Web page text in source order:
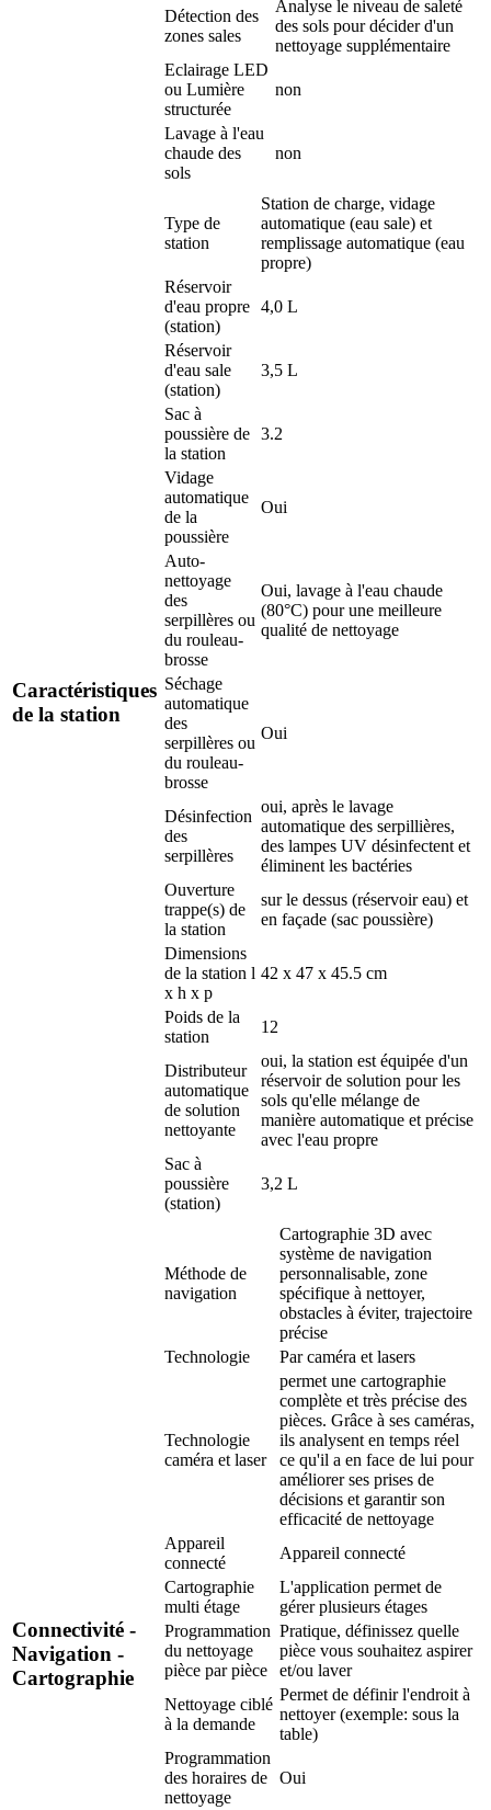
Détection des
zones sales
Analyse le niveau de saleté
des sols pour décider d'un
nettoyage supplémentaire
Eclairage LED
ou Lumière
structurée
non
Lavage à l'eau
chaude des
sols
non
Caractéristiques
de la station
Type de
station
Station de charge, vidage
automatique (eau sale) et
remplissage automatique (eau
propre)
Réservoir
d'eau propre
(station)
4,0 L
Réservoir
d'eau sale
(station)
3,5 L
Sac à
poussière de
la station
3.2
Vidage
automatique
de la
poussière
Oui
Auto-
nettoyage
des
serpillères ou
du rouleau-
brosse
Oui, lavage à l'eau chaude
(80°C) pour une meilleure
qualité de nettoyage
Séchage
automatique
des
serpillères ou
du rouleau-
brosse
Oui
Désinfection
des
serpillères
oui, après le lavage
automatique des serpillières,
des lampes UV désinfectent et
éliminent les bactéries
Ouverture
trappe(s) de
la station
sur le dessus (réservoir eau) et
en façade (sac poussière)
Dimensions
de la station l
x h x p
42 x 47 x 45.5 cm
Poids de la
station
12
Distributeur
automatique
de solution
nettoyante
oui, la station est équipée d'un
réservoir de solution pour les
sols qu'elle mélange de
manière automatique et précise
avec l'eau propre
Sac à
poussière
(station)
3,2 L
Connectivité -
Navigation -
Cartographie
Méthode de
navigation
Cartographie 3D avec
système de navigation
personnalisable, zone
spécifique à nettoyer,
obstacles à éviter, trajectoire
précise
Technologie
Par caméra et lasers
Technologie
caméra et laser
permet une cartographie
complète et très précise des
pièces. Grâce à ses caméras,
ils analysent en temps réel
ce qu'il a en face de lui pour
améliorer ses prises de
décisions et garantir son
efficacité de nettoyage
Appareil
connecté
Appareil connecté
Cartographie
multi étage
L'application permet de
gérer plusieurs étages
Programmation
du nettoyage
pièce par pièce
Pratique, définissez quelle
pièce vous souhaitez aspirer
et/ou laver
Nettoyage ciblé
à la demande
Permet de définir l'endroit à
nettoyer (exemple: sous la
table)
Programmation
des horaires de
nettoyage
Oui